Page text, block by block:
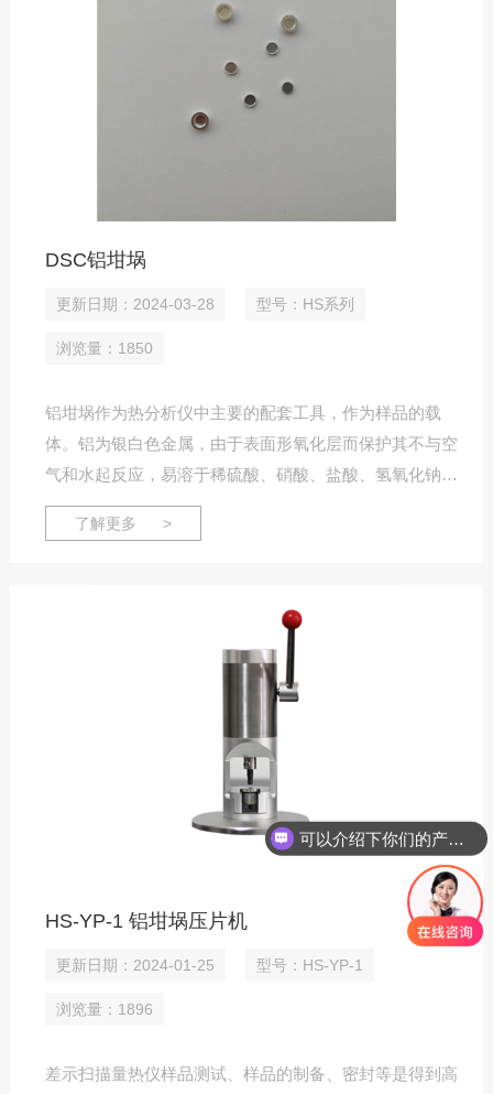
DSC铝坩埚
更新日期：2024-03-28 型号：HS系列
浏览量：1850
铝坩埚作为热分析仪中主要的配套工具，作为样品的载
体。铝为银白色金属，由于表面形氧化层而保护其不与空
气和水起反应，易溶于稀硫酸、硝酸、盐酸、氢氧化钠和
氢氧化钾溶液，难溶于水。相对密度2.70。熔点660℃。
沸点2327℃。以其轻、良好的导电和导热性能、高反射性
了解更多 >
HS-YP-1 铝坩埚压片机
更新日期：2024-01-25 型号：HS-YP-1
浏览量：1896
差示扫描量热仪样品测试、样品的制备、密封等是得到高
可以介绍下你们的产品么？